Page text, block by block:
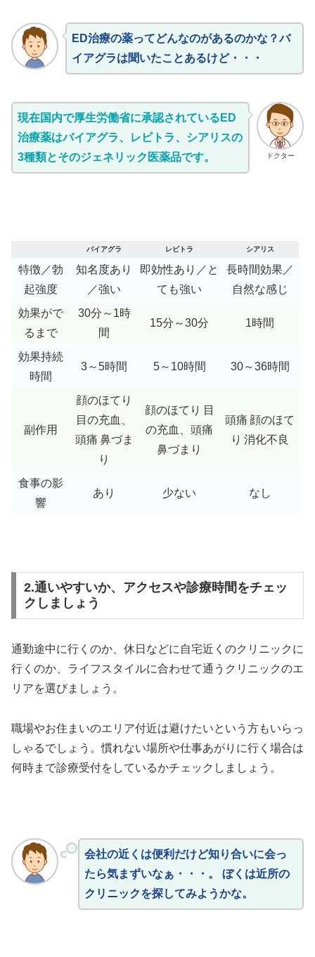
ED治療の薬ってどんなのがあるのかな？バ
イアグラは聞いたことあるけど・・・
ドクター
現在国内で厚生労働省に承認されているED
治療薬はバイアグラ、レビトラ、シアリスの
3種類とそのジェネリック医薬品です。
バイアグラ レビトラ シアリス
特徴／勃
起強度
知名度あり
／強い
即効性あり／と
ても強い
長時間効果／
自然な感じ
効果がで
るまで
30分～1時
間
15分～30分 1時間
効果持続
時間
3～5時間 5～10時間 30～36時間
副作用
顔のほてり
目の充血、
頭痛 鼻づま
り
顔のほてり 目
の充血、頭痛
鼻づまり
頭痛 顔のほて
り 消化不良
食事の影
響
あり 少ない なし
2.通いやすいか、アクセスや診療時間をチェッ
クしましょう
通勤途中に行くのか、休日などに自宅近くのクリニックに
行くのか、ライフスタイルに合わせて通うクリニックのエ
リアを選びましょう。
職場やお住まいのエリア付近は避けたいという方もいらっ
しゃるでしょう。慣れない場所や仕事あがりに行く場合は
何時まで診療受付をしているかチェックしましょう。
会社の近くは便利だけど知り合いに会っ
たら気まずいなぁ・・・。 ぼくは近所の
クリニックを探してみようかな。